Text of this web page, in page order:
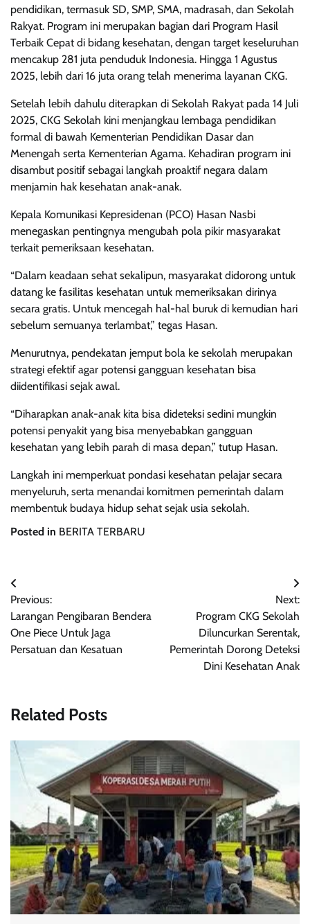
pendidikan, termasuk SD, SMP, SMA, madrasah, dan Sekolah
Rakyat. Program ini merupakan bagian dari Program Hasil
Terbaik Cepat di bidang kesehatan, dengan target keseluruhan
mencakup 281 juta penduduk Indonesia. Hingga 1 Agustus
2025, lebih dari 16 juta orang telah menerima layanan CKG.
Setelah lebih dahulu diterapkan di Sekolah Rakyat pada 14 Juli
2025, CKG Sekolah kini menjangkau lembaga pendidikan
formal di bawah Kementerian Pendidikan Dasar dan
Menengah serta Kementerian Agama. Kehadiran program ini
disambut positif sebagai langkah proaktif negara dalam
menjamin hak kesehatan anak-anak.
Kepala Komunikasi Kepresidenan (PCO) Hasan Nasbi
menegaskan pentingnya mengubah pola pikir masyarakat
terkait pemeriksaan kesehatan.
“Dalam keadaan sehat sekalipun, masyarakat didorong untuk
datang ke fasilitas kesehatan untuk memeriksakan dirinya
secara gratis. Untuk mencegah hal-hal buruk di kemudian hari
sebelum semuanya terlambat,” tegas Hasan.
Menurutnya, pendekatan jemput bola ke sekolah merupakan
strategi efektif agar potensi gangguan kesehatan bisa
diidentifikasi sejak awal.
“Diharapkan anak-anak kita bisa dideteksi sedini mungkin
potensi penyakit yang bisa menyebabkan gangguan
kesehatan yang lebih parah di masa depan,” tutup Hasan.
Langkah ini memperkuat pondasi kesehatan pelajar secara
menyeluruh, serta menandai komitmen pemerintah dalam
membentuk budaya hidup sehat sejak usia sekolah.
Posted in BERITA TERBARU
Navigasi
pos
Previous:
Larangan Pengibaran Bendera
One Piece Untuk Jaga
Persatuan dan Kesatuan
Next:
Program CKG Sekolah
Diluncurkan Serentak,
Pemerintah Dorong Deteksi
Dini Kesehatan Anak
Related Posts